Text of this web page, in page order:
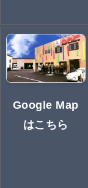
Google Map
はこちら